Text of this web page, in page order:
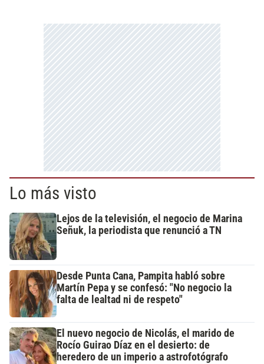
Lo más visto
Lejos de la televisión, el negocio de Marina
Señuk, la periodista que renunció a TN
Desde Punta Cana, Pampita habló sobre
Martín Pepa y se confesó: "No negocio la
falta de lealtad ni de respeto"
El nuevo negocio de Nicolás, el marido de
Rocío Guirao Díaz en el desierto: de
heredero de un imperio a astrofotógrafo